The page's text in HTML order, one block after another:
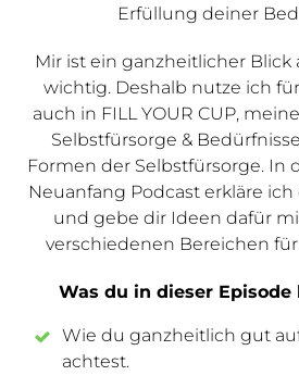
Erfüllung deiner
Mir ist ein ganzheitlicher Blick
wichtig. Deshalb nutze ich
auch in FILL YOUR CUP,
Selbstfürsorge &
Formen der Selbstfürsorge. In
Neuanfang Podcast erkläre
und gebe dir Ideen dafür
verschiedenen Bereichen
Was du in dieser
Wie du ganzheitlich gut
achtest.